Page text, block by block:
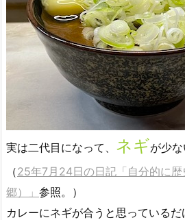
実は二代目になって、 ネギが少な
（25年7月24日の日記「自分的に
郷）」 参照。）
カレーにネギが合うと思っているだ